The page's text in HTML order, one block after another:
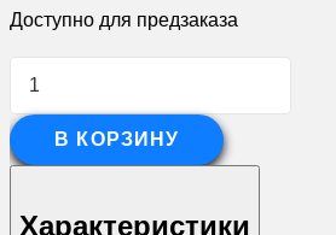
Доступно для предзаказа
Количество
Клинкерная
плитка
В КОРЗИНУ
Характеристики